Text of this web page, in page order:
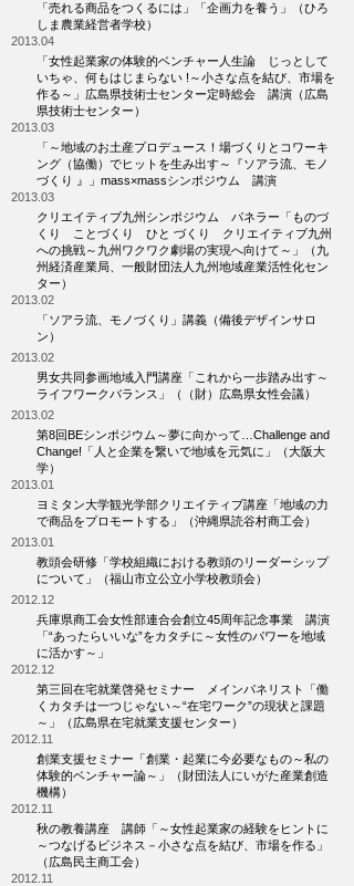
「売れる商品をつくるには」「企画力を養う」（ひろ
しま農業経営者学校）
2013.04
「女性起業家の体験的ベンチャー人生論 じっとして
いちゃ、何もはじまらない !～小さな点を結び、市場を
作る～」広島県技術士センター定時総会 講演（広島
県技術士センター）
2013.03
「～地域のお土産プロデュース！場づくりとコワーキ
ング（協働）でヒットを生み出す～『ソアラ流、モノ
づくり 』」mass×massシンポジウム 講演
2013.03
クリエイティブ九州シンポジウム パネラー「ものづ
くり ことづくり ひと づくり クリエイティブ九州
への挑戦～九州ワクワク劇場の実現へ向けて～」（九
州経済産業局、一般財団法人九州地域産業活性化セン
ター）
2013.02
「ソアラ流、モノづくり」講義（備後デザインサロ
ン）
2013.02
男女共同参画地域入門講座「これから一歩踏み出す～
ライフワークバランス」（（財）広島県女性会議）
2013.02
第8回BEシンポジウム～夢に向かって…Challenge and
Change!「人と企業を繋いで地域を元気に」（大阪大
学）
2013.01
ヨミタン大学観光学部クリエイティブ講座「地域の力
で商品をプロモートする」（沖縄県読谷村商工会）
2013.01
教頭会研修「学校組織における教頭のリーダーシップ
について」（福山市立公立小学校教頭会）
2012.12
兵庫県商工会女性部連合会創立45周年記念事業 講演
「“あったらいいな”をカタチに～女性のパワーを地域
に活かす～」
2012.12
第三回在宅就業啓発セミナー メインパネリスト「働
くカタチは一つじゃない～“在宅ワーク”の現状と課題
～」（広島県在宅就業支援センター）
2012.11
創業支援セミナー「創業・起業に今必要なもの～私の
体験的ベンチャー論～」（財団法人にいがた産業創造
機構）
2012.11
秋の教養講座 講師「～女性起業家の経験をヒントに
～つなげるビジネス－小さな点を結び、市場を作る」
（広島民主商工会）
2012.11